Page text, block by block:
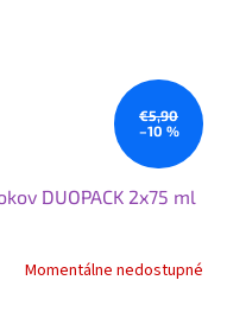
€5,90
–10 %
DUOPACK 2x75 ml
Momentálne nedostupné